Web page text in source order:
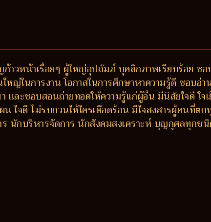
ก้าวหน้าเรื่อยๆ ผู้ใหญ่อุปถัมภ์ บุคลิกภาพเรียบร้อย ช
หญ่ในการงาน โอกาสในการศึกษาหาความรู้ดี ชอบอ่
และชอบสอนถ่ายทอดให้ความรู้แก่ผู้อื่น มีนิสัยใจดี ใจ
จดี ไม่รบกวนให้ใครเดือดร้อน มีใจสงสารผู้คนที่ตก
นักบริหารจัดการ นักสังคมสงเคราะห์ บุญกุศลทุกช